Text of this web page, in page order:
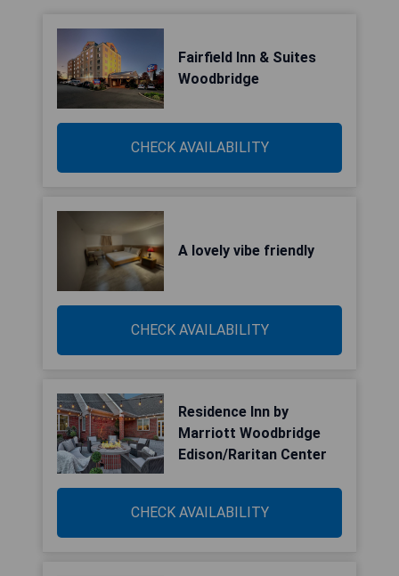
Fairfield Inn & Suites
Woodbridge
CHECK AVAILABILITY
A lovely vibe friendly
CHECK AVAILABILITY
Residence Inn by
Marriott Woodbridge
Edison/Raritan Center
CHECK AVAILABILITY